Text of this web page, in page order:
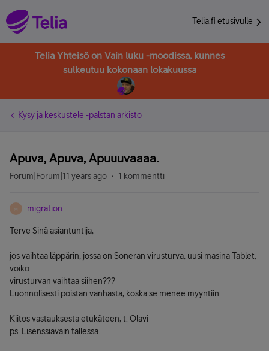
Telia.fi etusivulle
Telia Yhteisö on Vain luku -moodissa, kunnes
sulkeutuu kokonaan lokakuussa
Kysy ja keskustele -palstan arkisto
Apuva, Apuva, Apuuuvaaaa.
Forum|Forum|11 years ago 1 kommentti
M migration
Terve Sinä asiantuntija,
jos vaihtaa läppärin, jossa on Soneran virusturva, uusi masina Tablet,
voiko
virusturvan vaihtaa siihen???
Luonnolisesti poistan vanhasta, koska se menee myyntiin.
Kiitos vastauksesta etukäteen, t. Olavi
ps. Lisenssiavain tallessa.